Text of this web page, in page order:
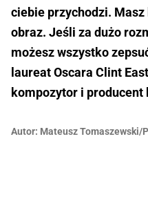
ciebie przychodzi.
obraz. Jeśli za dużo
możesz wszystko
laureat Oscara Clint
kompozytor i producent
Autor: Mateusz Tomaszewski/